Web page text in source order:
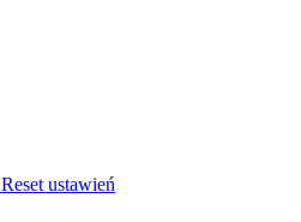
Reset ustawień